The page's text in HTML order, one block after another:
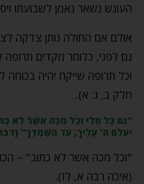
העונש נשאר נאמן לשבועתו
אולם אם החולה נותן צדקה
גם לפני, כלומר מקדים תרופה
וכל תרופה שייקח יהיה בכוחה
חלק ב, ג: א).
"גַּם כָּל חֳלִי וְכָל מַכָּה אֲשֶׁר לֹא
יַעְלֵם ה' עָלֶיךָ, עַד הִשָּׁמְדָךְ"
"וכל מכה אשר לא כתוב" –
(איכה רבה א, לז).